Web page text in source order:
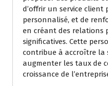
d’offrir un service client
personnalisé, et de
en créant des relations
significatives. Cette
contribue à accroître la
augmenter les taux de
croissance de